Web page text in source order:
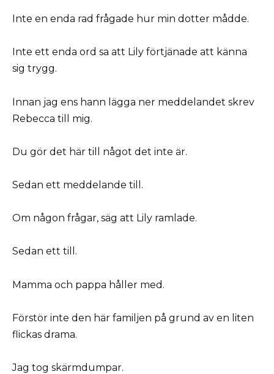
Inte en enda rad frågade hur min dotter mådde.
Inte ett enda ord sa att Lily förtjänade att känna
sig trygg.
Innan jag ens hann lägga ner meddelandet skrev
Rebecca till mig.
Du gör det här till något det inte är.
Sedan ett meddelande till.
Om någon frågar, säg att Lily ramlade.
Sedan ett till.
Mamma och pappa håller med.
Förstör inte den här familjen på grund av en liten
flickas drama.
Jag tog skärmdumpar.